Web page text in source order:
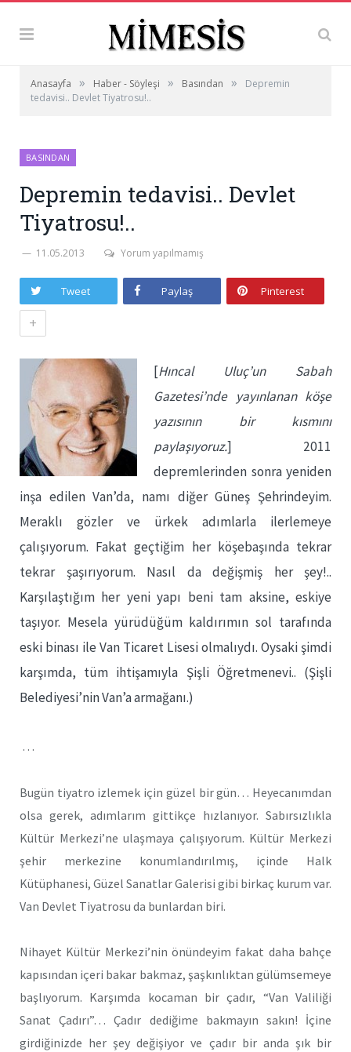
Anasayfa » Haber - Söyleşi » Basından »
Depremin
tedavisi.. Devlet Tiyatrosu!..
BASINDAN
Depremin tedavisi.. Devlet
Tiyatrosu!..
11.05.2013 Yorum yapılmamış
Tweet Paylaş Pinterest
+
[Hıncal Uluç’un Sabah
Gazetesi’nde yayınlanan köşe
yazısının bir kısmını
paylaşıyoruz.] 2011
depremlerinden sonra yeniden
inşa edilen Van’da, namı diğer Güneş Şehrindeyim.
Meraklı gözler ve ürkek adımlarla ilerlemeye
çalışıyorum. Fakat geçtiğim her köşebaşında tekrar
tekrar şaşırıyorum. Nasıl da değişmiş her şey!..
Karşılaştığım her yeni yapı beni tam aksine, eskiye
taşıyor. Mesela yürüdüğüm kaldırımın sol tarafında
eski binası ile Van Ticaret Lisesi olmalıydı. Oysaki şimdi
karşımda, tüm ihtişamıyla Şişli Öğretmenevi.. (Şişli
Belediyesi’nin Van’a armağanı.)
…
Bugün tiyatro izlemek için güzel bir gün… Heyecanımdan
olsa gerek, adımlarım gittikçe hızlanıyor. Sabırsızlıkla
Kültür Merkezi’ne ulaşmaya çalışıyorum. Kültür Merkezi
şehir merkezine konumlandırılmış, içinde Halk
Kütüphanesi, Güzel Sanatlar Galerisi gibi birkaç kurum var.
Van Devlet Tiyatrosu da bunlardan biri.
Nihayet Kültür Merkezi’nin önündeyim fakat daha bahçe
kapısından içeri bakar bakmaz, şaşkınlıktan gülümsemeye
başlıyorum. Karşımda kocaman bir çadır, “Van Valiliği
Sanat Çadırı”… Çadır dediğime bakmayın sakın! İçine
girdiğinizde her şey değişiyor ve çadır bir anda şık bir